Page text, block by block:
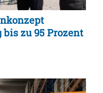
zu 95 Prozent